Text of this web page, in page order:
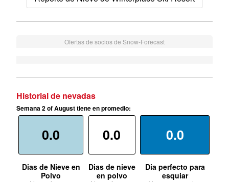
Ofertas de socios de Snow-Forecast
Historial de nevadas
Semana 2 of August tiene en promedio:
0.0
Dias de Nieve en
Polvo
0.0
Dias de nieve
en polvo
0.0
Dia perfecto para
esquiar